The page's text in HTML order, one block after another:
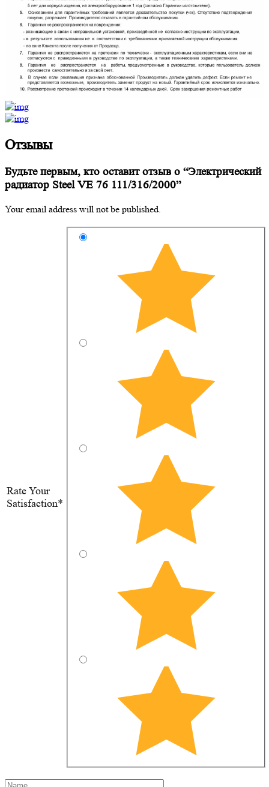
Отзывы
Будьте первым, кто оставит отзыв о “Электрический
радиатор Steel VE 76 111/316/2000”
Your email address will not be published.
Rate Your
Satisfaction*